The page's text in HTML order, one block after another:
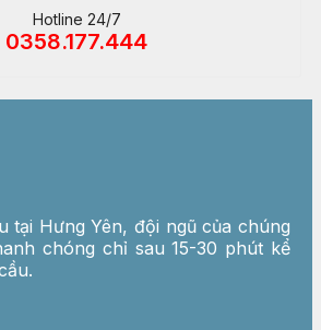
Hotline 24/7
0358.177.444
tại Hưng Yên, đội ngũ của chúng
chóng chỉ sau 15-30 phút kể